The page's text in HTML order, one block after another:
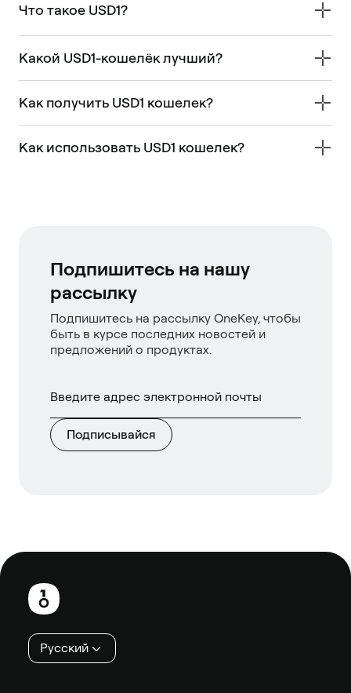
Что такое USD1?
Какой USD1-кошелёк лучший?
Как получить USD1 кошелек?
Как использовать USD1 кошелек?
Подпишитесь на нашу
рассылку
Подпишитесь на рассылку OneKey, чтобы
быть в курсе последних новостей и
предложений о продуктах.
Подписывайся
Нижний
колонтитул
Русский